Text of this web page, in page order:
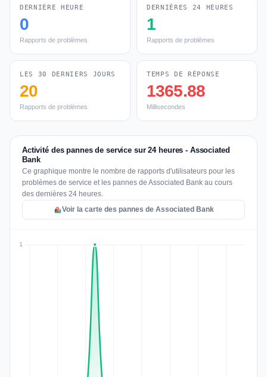
DERNIÈRE HEURE
0
Rapports de problèmes
DERNIÈRES 24 HEURES
1
Rapports de problèmes
LES 30 DERNIERS JOURS
20
Rapports de problèmes
TEMPS DE RÉPONSE
1365.88
Millisecondes
Activité des pannes de service sur 24 heures - Associated
Bank
Ce graphique montre le nombre de rapports d'utilisateurs pour les
problèmes de service et les pannes de Associated Bank au cours
des dernières 24 heures.
Voir la carte des pannes de Associated Bank